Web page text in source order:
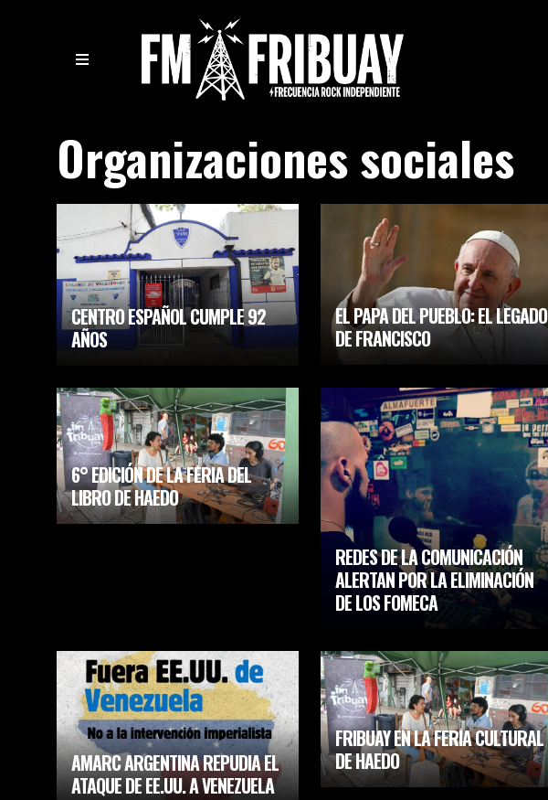
Organizaciones sociales
CENTRO ESPAÑOL CUMPLE 92
AÑOS
EL PAPA DEL PUEBLO: EL LEGADO
DE FRANCISCO
6° EDICIÓN DE LA FERIA DEL
LIBRO DE HAEDO
REDES DE LA COMUNICACIÓN
ALERTAN POR LA ELIMINACIÓN
DE LOS FOMECA
AMARC ARGENTINA REPUDIA EL
ATAQUE DE EE.UU. A VENEZUELA
FRIBUAY EN LA FERIA CULTURAL
DE HAEDO